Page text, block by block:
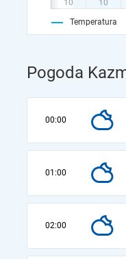
Temperatura
Pogoda
00:00
01:00
02:00